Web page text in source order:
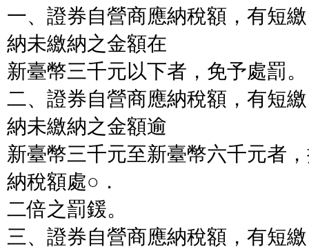
一、證券自營商應納稅額，有短
納未繳納之金額在
新臺幣三千元以下者，免予處罰。
二、證券自營商應納稅額，有短
納未繳納之金額逾
新臺幣三千元至新臺幣六千元者
納稅額處○．
二倍之罰鍰。
三、證券自營商應納稅額，有短